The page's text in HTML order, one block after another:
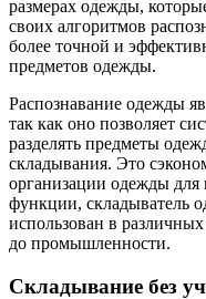
размерах одежды,
своих алгоритмов
более точной и
предметов одежды.
Распознавание одежды
так как оно позволяет
разделять предметы
складывания. Это
организации одежды для
функции, складыватель
использован в
до промышленности.
Складывание без